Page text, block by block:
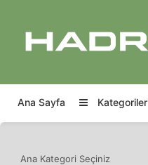
Ana Sayfa Kategoriler
Ana Kategori Seçiniz